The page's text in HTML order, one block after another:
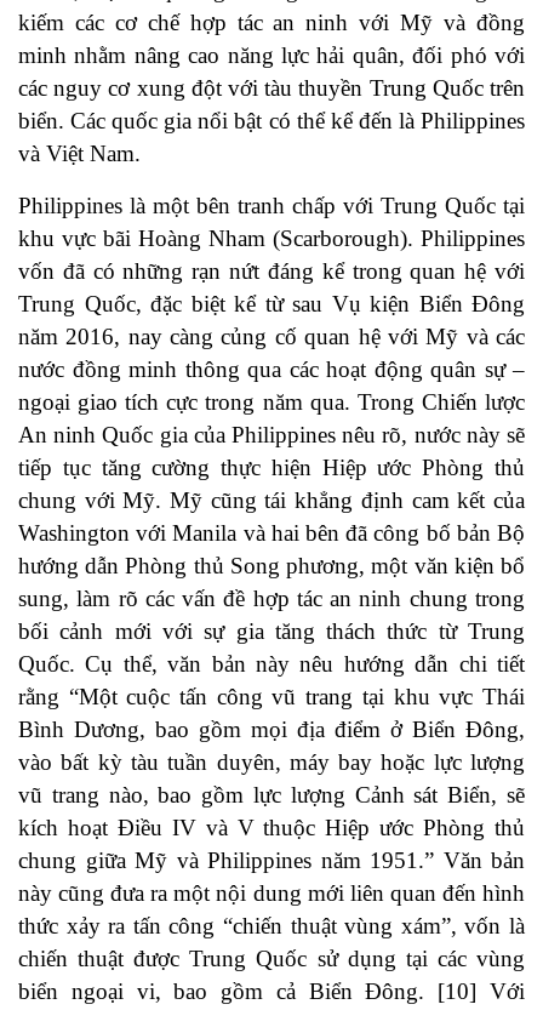
kiếm các cơ chế hợp tác an ninh với Mỹ và đồng
minh nhằm nâng cao năng lực hải quân, đối phó với
các nguy cơ xung đột với tàu thuyền Trung Quốc trên
biển. Các quốc gia nổi bật có thể kể đến là Philippines
và Việt Nam.
Philippines là một bên tranh chấp với Trung Quốc tại
khu vực bãi Hoàng Nham (Scarborough). Philippines
vốn đã có những rạn nứt đáng kể trong quan hệ với
Trung Quốc, đặc biệt kể từ sau Vụ kiện Biển Đông
năm 2016, nay càng củng cố quan hệ với Mỹ và các
nước đồng minh thông qua các hoạt động quân sự –
ngoại giao tích cực trong năm qua. Trong Chiến lược
An ninh Quốc gia của Philippines nêu rõ, nước này sẽ
tiếp tục tăng cường thực hiện Hiệp ước Phòng thủ
chung với Mỹ. Mỹ cũng tái khẳng định cam kết của
Washington với Manila và hai bên đã công bố bản Bộ
hướng dẫn Phòng thủ Song phương, một văn kiện bổ
sung, làm rõ các vấn đề hợp tác an ninh chung trong
bối cảnh mới với sự gia tăng thách thức từ Trung
Quốc. Cụ thể, văn bản này nêu hướng dẫn chi tiết
rằng “Một cuộc tấn công vũ trang tại khu vực Thái
Bình Dương, bao gồm mọi địa điểm ở Biển Đông,
vào bất kỳ tàu tuần duyên, máy bay hoặc lực lượng
vũ trang nào, bao gồm lực lượng Cảnh sát Biển, sẽ
kích hoạt Điều IV và V thuộc Hiệp ước Phòng thủ
chung giữa Mỹ và Philippines năm 1951.” Văn bản
này cũng đưa ra một nội dung mới liên quan đến hình
thức xảy ra tấn công “chiến thuật vùng xám”, vốn là
chiến thuật được Trung Quốc sử dụng tại các vùng
biển ngoại vi, bao gồm cả Biển Đông. [10] Với